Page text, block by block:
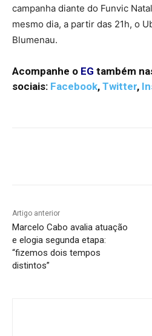
campanha diante do Funvic
mesmo dia, a partir das 21h, o
Blumenau.
Acompanhe o EG também
sociais: Facebook, Twitter,
Artigo anterior
Marcelo Cabo avalia atuação
e elogia segunda etapa:
“fizemos dois tempos
distintos”